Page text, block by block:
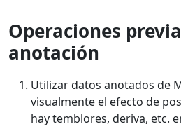
Operaciones
anotación
Utilizar datos anotados de
visualmente el efecto de
hay temblores, deriva, etc.